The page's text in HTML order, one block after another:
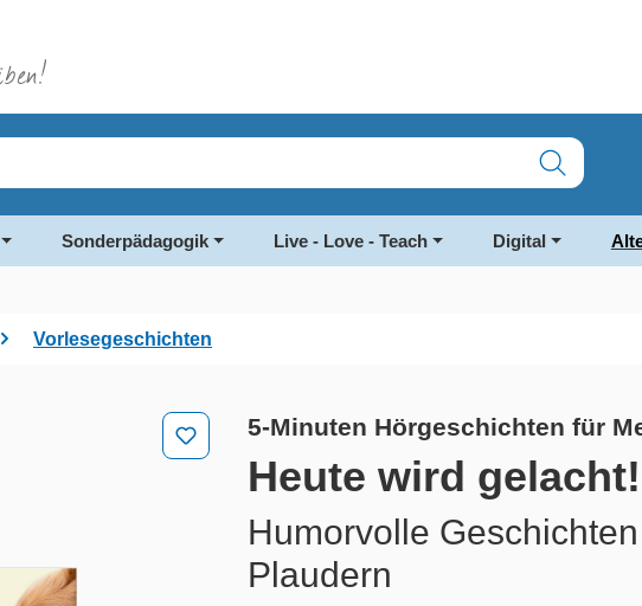
Sonderpädagogik Live - Love - Teach Digital
Vorlesegeschichten
5-Minuten Hörgeschichten für
Heute wird gelacht!
Humorvolle
Plaudern